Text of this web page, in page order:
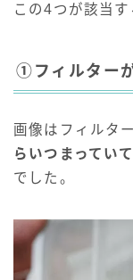
この4つが該当す
①フィルター
画像はフィルタ
らいつまってい
でした。